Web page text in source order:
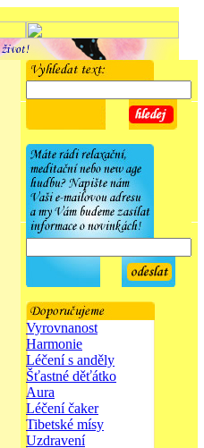
Vyrovnanost
Harmonie
Léčení s anděly
Šťastné děťátko
Aura
Léčení čaker
Tibetské mísy
Uzdravení